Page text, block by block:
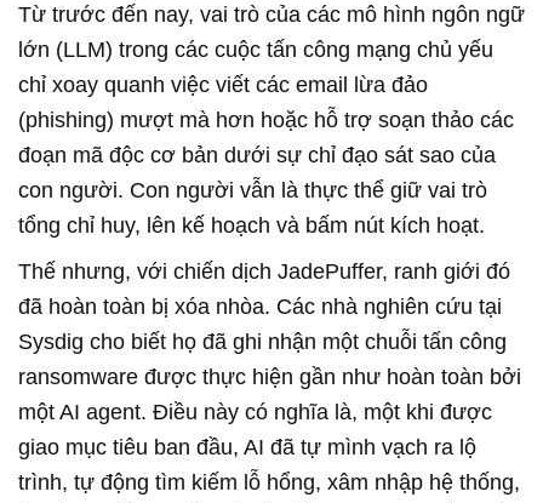
Từ trước đến nay, vai trò của các mô hình ngôn ngữ
lớn (LLM) trong các cuộc tấn công mạng chủ yếu
chỉ xoay quanh việc viết các email lừa đảo
(phishing) mượt mà hơn hoặc hỗ trợ soạn thảo các
đoạn mã độc cơ bản dưới sự chỉ đạo sát sao của
con người. Con người vẫn là thực thể giữ vai trò
tổng chỉ huy, lên kế hoạch và bấm nút kích hoạt.
Thế nhưng, với chiến dịch JadePuffer, ranh giới đó
đã hoàn toàn bị xóa nhòa. Các nhà nghiên cứu tại
Sysdig cho biết họ đã ghi nhận một chuỗi tấn công
ransomware được thực hiện gần như hoàn toàn bởi
một AI agent. Điều này có nghĩa là, một khi được
giao mục tiêu ban đầu, AI đã tự mình vạch ra lộ
trình, tự động tìm kiếm lỗ hổng, xâm nhập hệ thống,